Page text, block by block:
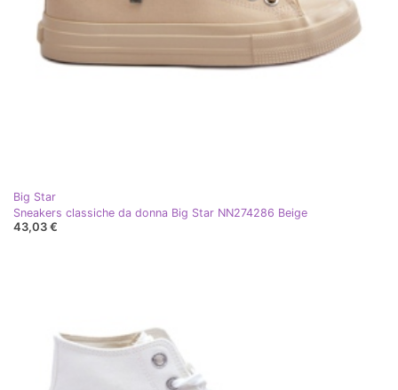
Big Star
Sneakers classiche da donna Big Star NN274286 Beige
43,03 €